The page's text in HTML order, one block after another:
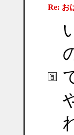
Re: お